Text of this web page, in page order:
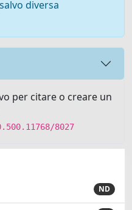
diversa
per citare o creare un
8027
ND